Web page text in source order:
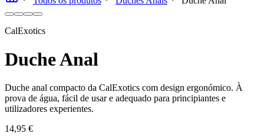
CalExotics
Duche Anal
Duche anal compacto da CalExotics com design ergonómico. À
prova de água, fácil de usar e adequado para principiantes e
utilizadores experientes.
14,95 €